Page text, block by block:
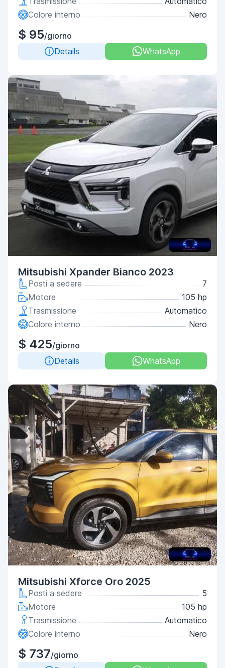
Colore interno
Nero
$ 95/giorno
Details
WhatsApp
Mitsubishi Xpander Bianco 2023
Posti a sedere
7
Motore
105 hp
Trasmissione
Automatico
Colore interno
Nero
$ 425/giorno
Details
WhatsApp
Mitsubishi Xforce Oro 2025
Posti a sedere
5
Motore
105 hp
Trasmissione
Automatico
Colore interno
Nero
$ 737/giorno